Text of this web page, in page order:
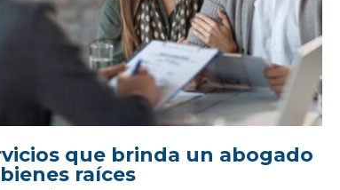
que brinda un abogado
raíces